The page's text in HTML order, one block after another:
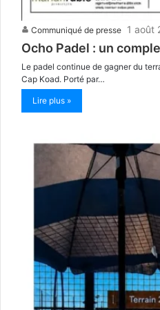
Communiqué de presse 1 août
Ocho Padel : un
Le padel continue de gagner du
Cap Koad. Porté par…
Lire plus »